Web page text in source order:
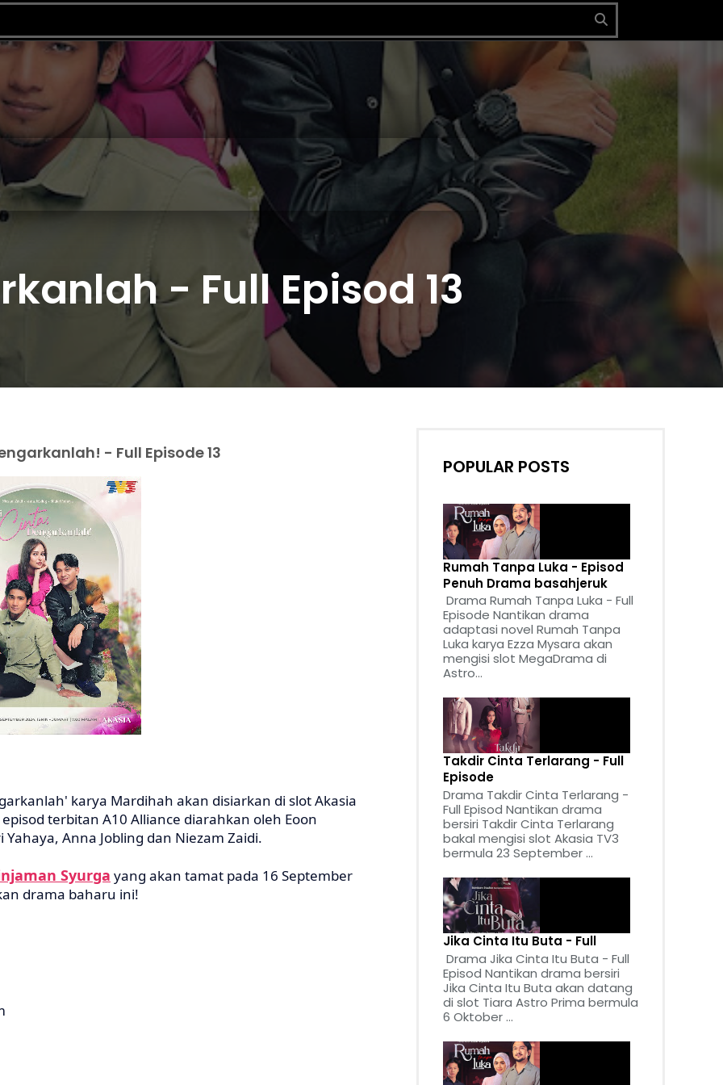
- Full Episod 13
- Full Episode 13
karya Mardihah akan disiarkan di slot Akasia
terbitan A10 Alliance diarahkan oleh Eoon
Anna Jobling dan Niezam Zaidi.
Syurga yang akan tamat pada 16 September
drama baharu ini!
POPULAR POSTS
Rumah Tanpa Luka - Episod
Penuh Drama basahjeruk
Drama Rumah Tanpa Luka - Full
Episode Nantikan drama
adaptasi novel Rumah Tanpa
Luka karya Ezza Mysara akan
mengisi slot MegaDrama di
Astro...
Takdir Cinta Terlarang - Full
Episode
Drama Takdir Cinta Terlarang -
Full Episod Nantikan drama
bersiri Takdir Cinta Terlarang
bakal mengisi slot Akasia TV3
bermula 23 September ...
Jika Cinta Itu Buta - Full
Drama Jika Cinta Itu Buta - Full
Episod Nantikan drama bersiri
Jika Cinta Itu Buta akan datang
di slot Tiara Astro Prima bermula
6 Oktober ...